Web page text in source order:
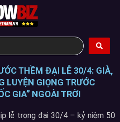
THỀM ĐẠI LỄ 30/4: GIÀ,
LUYỆN GIỌNG TRƯỚC
GIA” NGOÀI TRỜI
lễ trọng đại 30/4 – kỷ niệm 50